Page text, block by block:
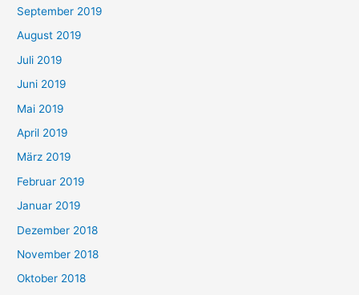
September 2019
August 2019
Juli 2019
Juni 2019
Mai 2019
April 2019
März 2019
Februar 2019
Januar 2019
Dezember 2018
November 2018
Oktober 2018